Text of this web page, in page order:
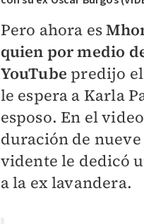
Pero ahora es
quien por medio
YouTube predijo
le espera a Karla
esposo. En el
duración de
vidente le dedicó
a la ex lavandera.